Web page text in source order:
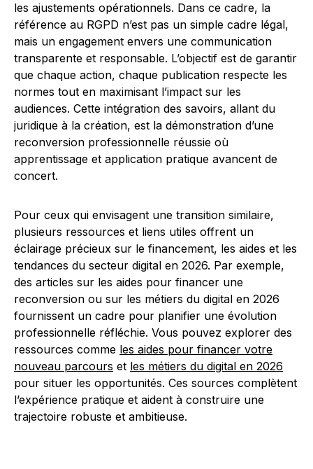
les ajustements opérationnels. Dans ce cadre, la
référence au RGPD n’est pas un simple cadre légal,
mais un engagement envers une communication
transparente et responsable. L’objectif est de garantir
que chaque action, chaque publication respecte les
normes tout en maximisant l’impact sur les
audiences. Cette intégration des savoirs, allant du
juridique à la création, est la démonstration d’une
reconversion professionnelle réussie où
apprentissage et application pratique avancent de
concert.
Pour ceux qui envisagent une transition similaire,
plusieurs ressources et liens utiles offrent un
éclairage précieux sur le financement, les aides et les
tendances du secteur digital en 2026. Par exemple,
des articles sur les aides pour financer une
reconversion ou sur les métiers du digital en 2026
fournissent un cadre pour planifier une évolution
professionnelle réfléchie. Vous pouvez explorer des
ressources comme les aides pour financer votre
nouveau parcours et les métiers du digital en 2026
pour situer les opportunités. Ces sources complètent
l’expérience pratique et aident à construire une
trajectoire robuste et ambitieuse.